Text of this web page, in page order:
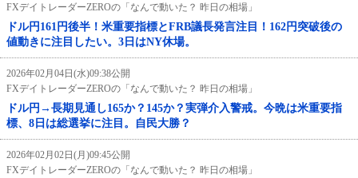
FXデイトレーダーZEROの「なんで動いた？ 昨日の相場」
ドル円161円後半！米重要指標とFRB議長発言注目！162円突破後の
値動きに注目したい。3日はNY休場。
2026年02月04日(水)09:38公開
FXデイトレーダーZEROの「なんで動いた？ 昨日の相場」
ドル円→長期見通し165か？145か？実弾介入警戒。今晩は米重要指
標、8日は総選挙に注目。自民大勝？
2026年02月02日(月)09:45公開
FXデイトレーダーZEROの「なんで動いた？ 昨日の相場」